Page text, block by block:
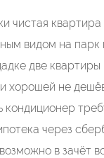
чистая
видом на
две
хорошей не
кондиционер
через
в зачёт